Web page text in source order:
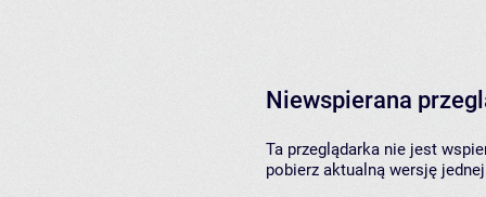
Niewspierana
Ta przeglądarka nie jest
pobierz aktualną wersję